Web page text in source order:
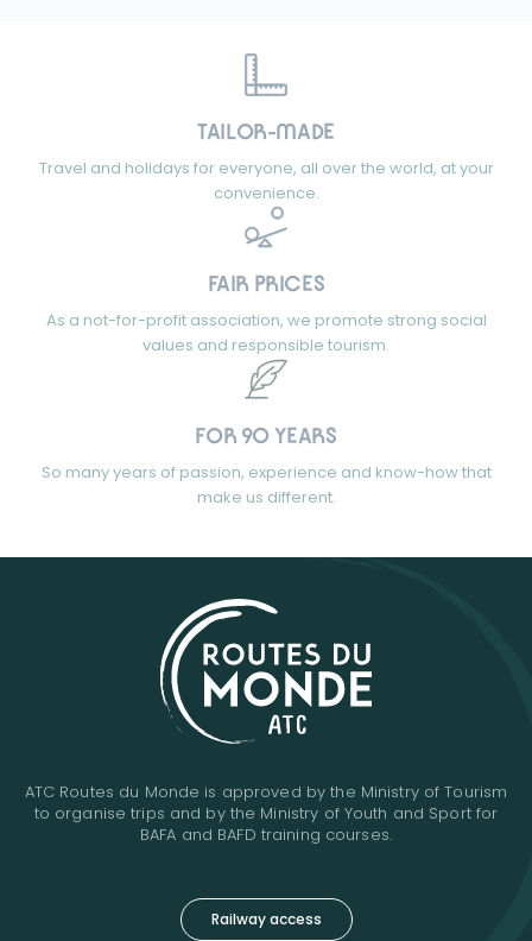
TAILOR-MADE
Travel and holidays for everyone, all over the world, at your
convenience.
FAIR PRICES
As a not-for-profit association, we promote strong social
values and responsible tourism.
FOR 90 YEARS
So many years of passion, experience and know-how that
make us different.
Railway access
ATC Routes du Monde is approved by the Ministry of Tourism
to organise trips and by the Ministry of Youth and Sport for
BAFA and BAFD training courses.